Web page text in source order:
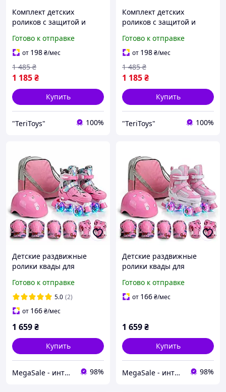
Комплект детских
роликов с защитой и
Tiffany размеры 27-30
Готово к отправке
от 198₴/мес
1 185₴
1 485 ₴
Купить
"TeriToys" 100%
Комплект детских
роликов с защитой и
комплект Размеры 27-30
Готово к отправке
от 198₴/мес
1 185₴
1 485 ₴
Купить
"TeriToys" 100%
Детские раздвижные
ролики квады для
шлемом и защитой SP-
Sport 1495 размер 34-37
Pink
Готово к отправке
5.0 (2)
от 166₴/мес
1 659₴
Купить
MegaSale - интернет-супермаркет 98%
Детские раздвижные
ролики квады для
шлемом и защитой SP-
Sport 1784 размер 28-33
Готово к отправке
от 166₴/мес
1 659₴
Купить
MegaSale - интернет-супермаркет 98%